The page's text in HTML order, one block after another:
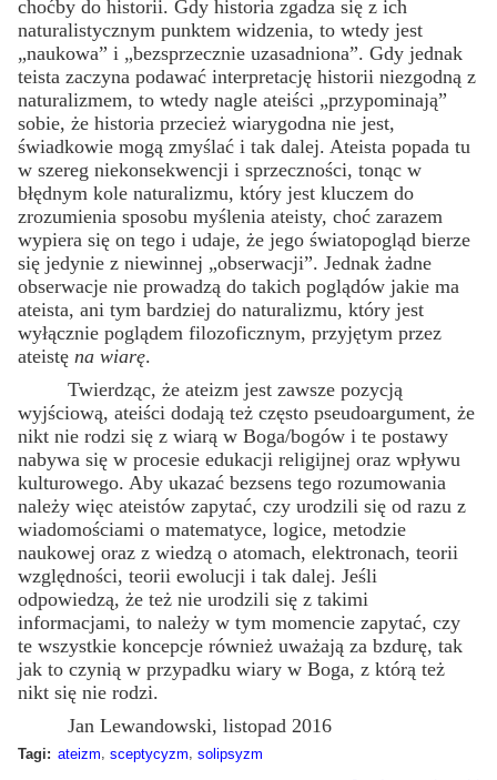
choćby do historii. Gdy historia zgadza się z ich
naturalistycznym punktem widzenia, to wtedy jest
„naukowa” i „bezsprzecznie uzasadniona”. Gdy jednak
teista zaczyna podawać interpretację historii niezgodną z
naturalizmem, to wtedy nagle ateiści „przypominają”
sobie, że historia przecież wiarygodna nie jest,
świadkowie mogą zmyślać i tak dalej. Ateista popada tu
w szereg niekonsekwencji i sprzeczności, tonąc w
błędnym kole naturalizmu, który jest kluczem do
zrozumienia sposobu myślenia ateisty, choć zarazem
wypiera się on tego i udaje, że jego światopogląd bierze
się jedynie z niewinnej „obserwacji”. Jednak żadne
obserwacje nie prowadzą do takich poglądów jakie ma
ateista, ani tym bardziej do naturalizmu, który jest
wyłącznie poglądem filozoficznym, przyjętym przez
ateistę na wiarę.
Twierdząc, że ateizm jest zawsze pozycją
wyjściową, ateiści dodają też często pseudoargument, że
nikt nie rodzi się z wiarą w Boga/bogów i te postawy
nabywa się w procesie edukacji religijnej oraz wpływu
kulturowego. Aby ukazać bezsens tego rozumowania
należy więc ateistów zapytać, czy urodzili się od razu z
wiadomościami o matematyce, logice, metodzie
naukowej oraz z wiedzą o atomach, elektronach, teorii
względności, teorii ewolucji i tak dalej. Jeśli
odpowiedzą, że też nie urodzili się z takimi
informacjami, to należy w tym momencie zapytać, czy
te wszystkie koncepcje również uważają za bzdurę, tak
jak to czynią w przypadku wiary w Boga, z którą też
nikt się nie rodzi.
Jan Lewandowski, listopad 2016
Tagi: ateizm, sceptycyzm, solipsyzm